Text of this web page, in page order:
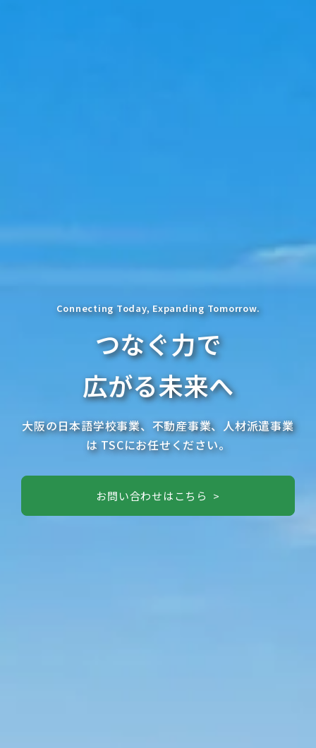
Connecting Today, Expanding Tomorrow.
つなぐ力で
広がる未来へ
大阪の日本語学校事業、不動産事業、人材派遣事業
はTSCにお任せください。
お問い合わせはこちら